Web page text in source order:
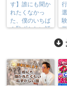
す】誰にも聞か
れたくなかっ
た、僕のいちば
ん恥ずかしい話